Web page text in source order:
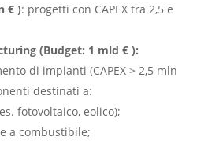
€ ): progetti con CAPEX tra 2,5 e
(Budget: 1 mld € ):
di impianti (CAPEX > 2,5 mln
destinati a:
fotovoltaico, eolico);
a combustibile;